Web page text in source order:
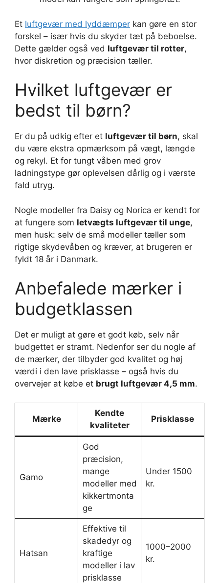
Et luftgevær med lyddæmper kan gøre en stor
forskel – især hvis du skyder tæt på beboelse.
Dette gælder også ved luftgevær til rotter,
hvor diskretion og præcision tæller.
Hvilket luftgevær er
bedst til børn?
Er du på udkig efter et luftgevær til børn, skal
du være ekstra opmærksom på vægt, længde
og rekyl. Et for tungt våben med grov
ladningstype gør oplevelsen dårlig og i værste
fald utryg.
Nogle modeller fra Daisy og Norica er kendt for
at fungere som letvægts luftgevær til unge,
men husk: selv de små modeller tæller som
rigtige skydevåben og kræver, at brugeren er
fyldt 18 år i Danmark.
Anbefalede mærker i
budgetklassen
Det er muligt at gøre et godt køb, selv når
budgettet er stramt. Nedenfor ser du nogle af
de mærker, der tilbyder god kvalitet og høj
værdi i den lave prisklasse – også hvis du
overvejer at købe et brugt luftgevær 4,5 mm.
Mærke
Kendte
kvaliteter
Prisklasse
Gamo
God
præcision,
mange
modeller med
kikkertmonta
ge
Under 1500
kr.
Hatsan
Effektive til
skadedyr og
kraftige
modeller i lav
prisklasse
1000–2000
kr.